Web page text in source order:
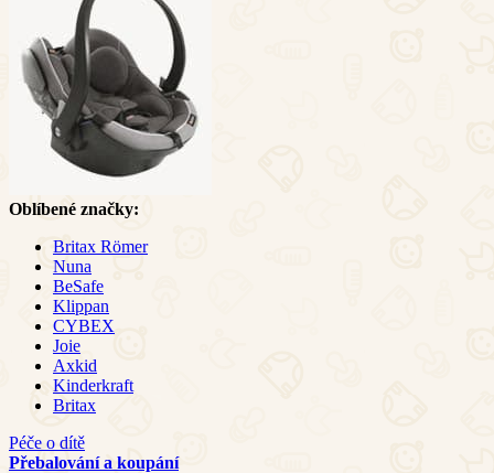
Oblíbené značky:
Britax Römer
Nuna
BeSafe
Klippan
CYBEX
Joie
Axkid
Kinderkraft
Britax
Péče o dítě
Přebalování a koupání